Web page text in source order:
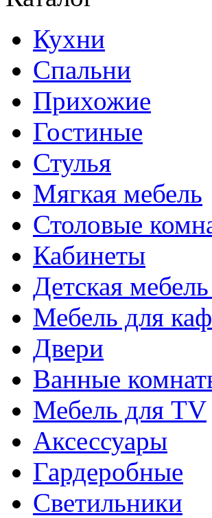
Кухни
Спальни
Прихожие
Гостиные
Стулья
Мягкая мебель
Столовые
Кабинеты
Детская
Мебель для
Двери
Ванные
Мебель для TV
Аксессуары
Гардеробные
Светильники